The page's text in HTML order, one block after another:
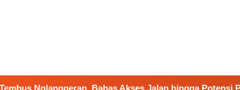
Bahas Akses Jalan hingga Potensi Pariwisata